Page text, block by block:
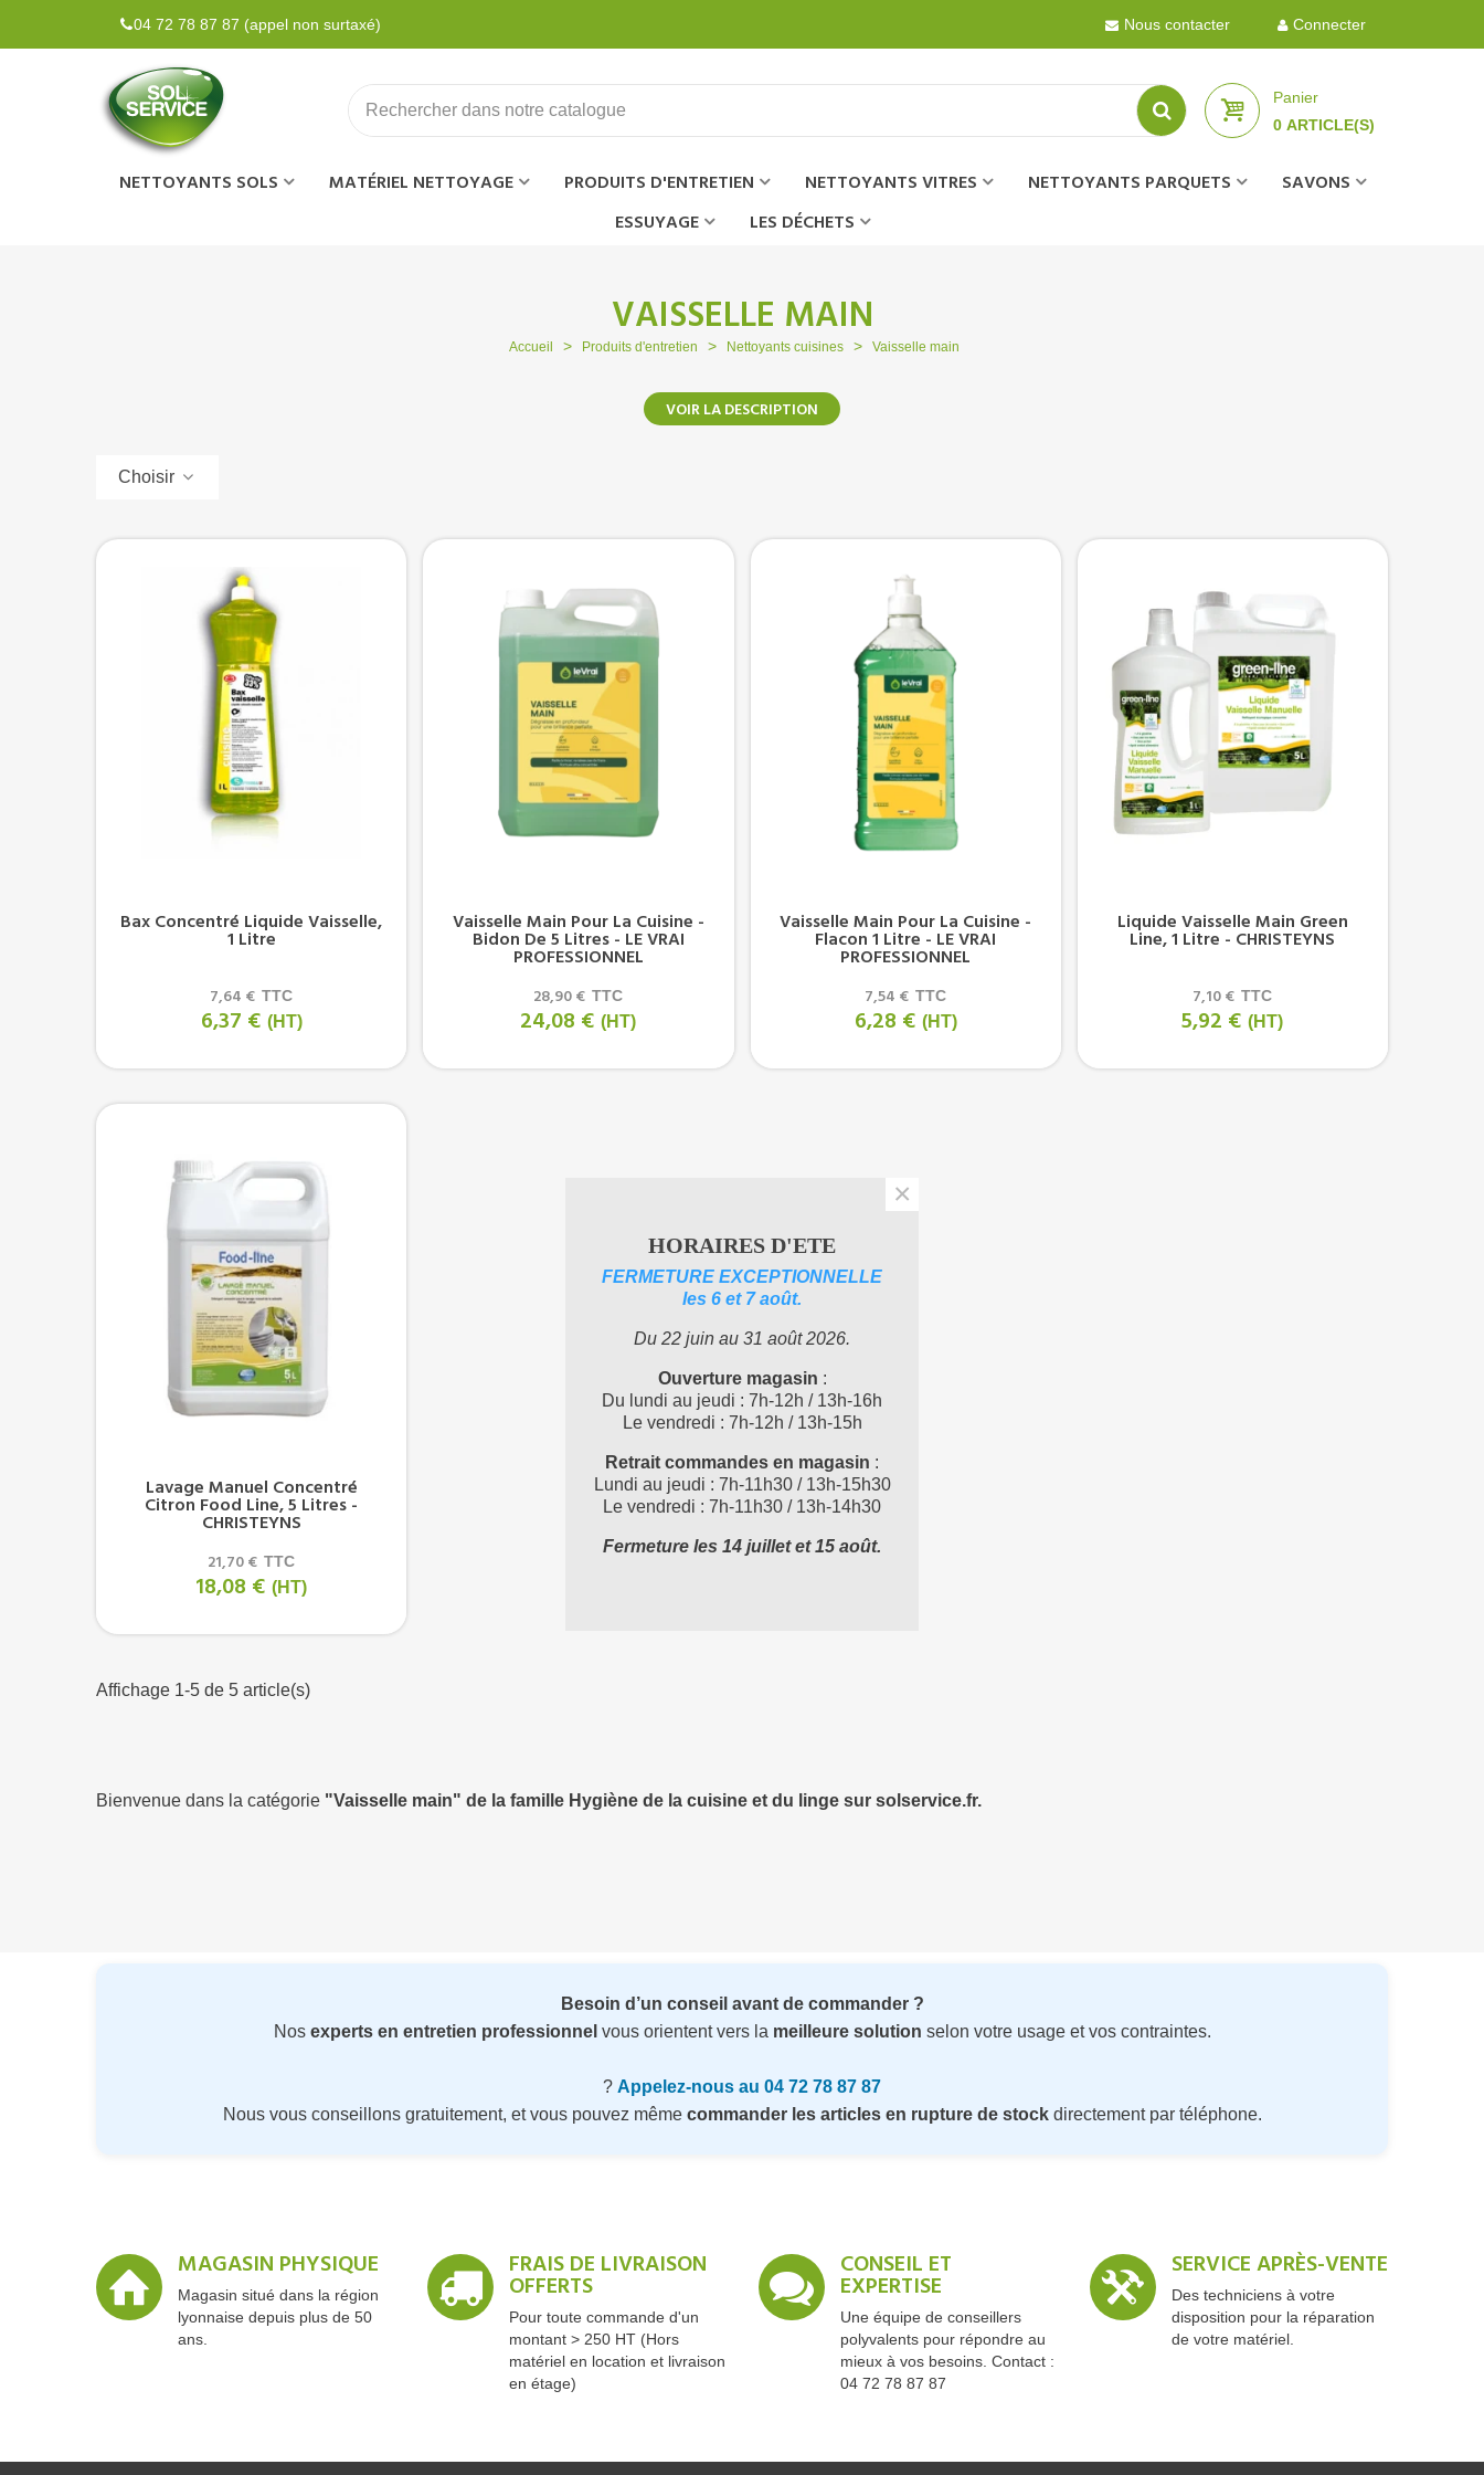
04 72 78 87 87 (appel non surtaxé) Nous contacter Connecter
Panier
0 ARTICLE(S)
NETTOYANTS SOLS MATÉRIEL NETTOYAGE PRODUITS D'ENTRETIEN NETTOYANTS VITRES NETTOYANTS PARQUETS
SAVONS
ESSUYAGE
LES DÉCHETS
VAISSELLE MAIN
Accueil > Produits d'entretien > Nettoyants cuisines > Vaisselle main
VOIR LA DESCRIPTION
Choisir
Bax Concentré Liquide Vaisselle,
1 Litre
7,64 € TTC
6,37 € (HT)
Vaisselle Main Pour La Cuisine -
Bidon De 5 Litres - LE VRAI
PROFESSIONNEL
28,90 € TTC
24,08 € (HT)
Vaisselle Main Pour La Cuisine -
Flacon 1 Litre - LE VRAI
PROFESSIONNEL
7,54 € TTC
6,28 € (HT)
Liquide Vaisselle Main Green
Line, 1 Litre - CHRISTEYNS
7,10 € TTC
5,92 € (HT)
Lavage Manuel Concentré
Citron Food Line, 5 Litres -
CHRISTEYNS
21,70 € TTC
18,08 € (HT)
Affichage 1-5 de 5 article(s)
Bienvenue dans la catégorie "Vaisselle main" de la famille Hygiène de la cuisine et du linge sur solservice.fr.
Besoin d’un conseil avant de commander ?
Nos experts en entretien professionnel vous orientent vers la meilleure solution selon votre usage et vos contraintes.
? Appelez-nous au 04 72 78 87 87
Nous vous conseillons gratuitement, et vous pouvez même commander les articles en rupture de stockdirectement par téléphone.
MAGASIN PHYSIQUE
Magasin situé dans la région
lyonnaise depuis plus de 50
ans.
FRAIS DE LIVRAISON
OFFERTS
Pour toute commande d'un
montant > 250 HT (Hors
matériel en location et livraison
en étage)
CONSEIL ET
EXPERTISE
Une équipe de conseillers
polyvalents pour répondre au
mieux à vos besoins. Contact :
04 72 78 87 87
SERVICE APRÈS-VENTE
Des techniciens à votre
disposition pour la réparation
de votre matériel.
HORAIRES D'ETE
FERMETURE EXCEPTIONNELLE
les 6 et 7 août.
Du 22 juin au 31 août 2026.
Ouverture magasin :
Du lundi au jeudi : 7h-12h / 13h-16h
Le vendredi : 7h-12h / 13h-15h
Retrait commandes en magasin :
Lundi au jeudi : 7h-11h30 / 13h-15h30
Le vendredi : 7h-11h30 / 13h-14h30
Fermeture les 14 juillet et 15 août.
×